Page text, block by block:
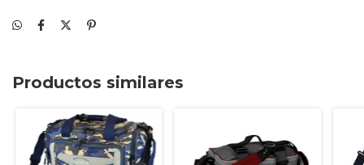
Productos similares